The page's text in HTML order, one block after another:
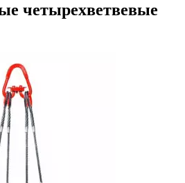
четырехветвевые